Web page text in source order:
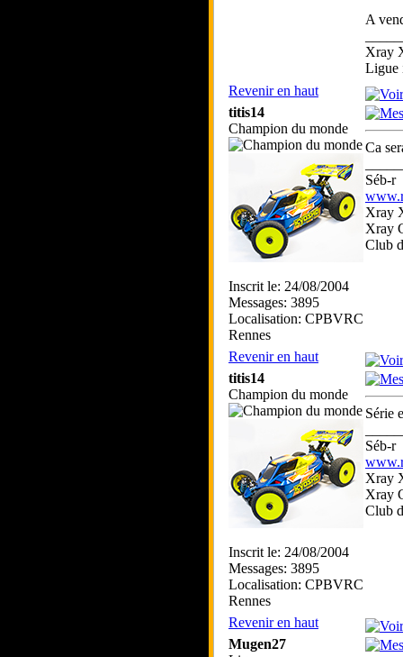
A
Xray
Revenir en haut
titis14
Champion du monde
Inscrit le: 24/08/2004
Messages: 3895
Localisation: CPBVRC
Rennes
Ca
Séb-r
Xray
Xray
Club
Revenir en haut
titis14
Champion du monde
Inscrit le: 24/08/2004
Messages: 3895
Localisation: CPBVRC
Rennes
Série
Séb-r
Xray
Xray
Club
Revenir en haut
Mugen27